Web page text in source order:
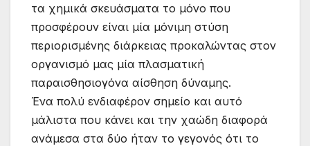
τα χημικά σκευάσματα το μόνο που
προσφέρουν είναι μία μόνιμη στύση
περιορισμένης διάρκειας προκαλώντας στον
οργανισμό μας μία πλασματική
παραισθησιογόνα αίσθηση δύναμης.
Ένα πολύ ενδιαφέρον σημείο και αυτό
μάλιστα που κάνει και την χαώδη διαφορά
ανάμεσα στα δύο ήταν το γεγονός ότι το